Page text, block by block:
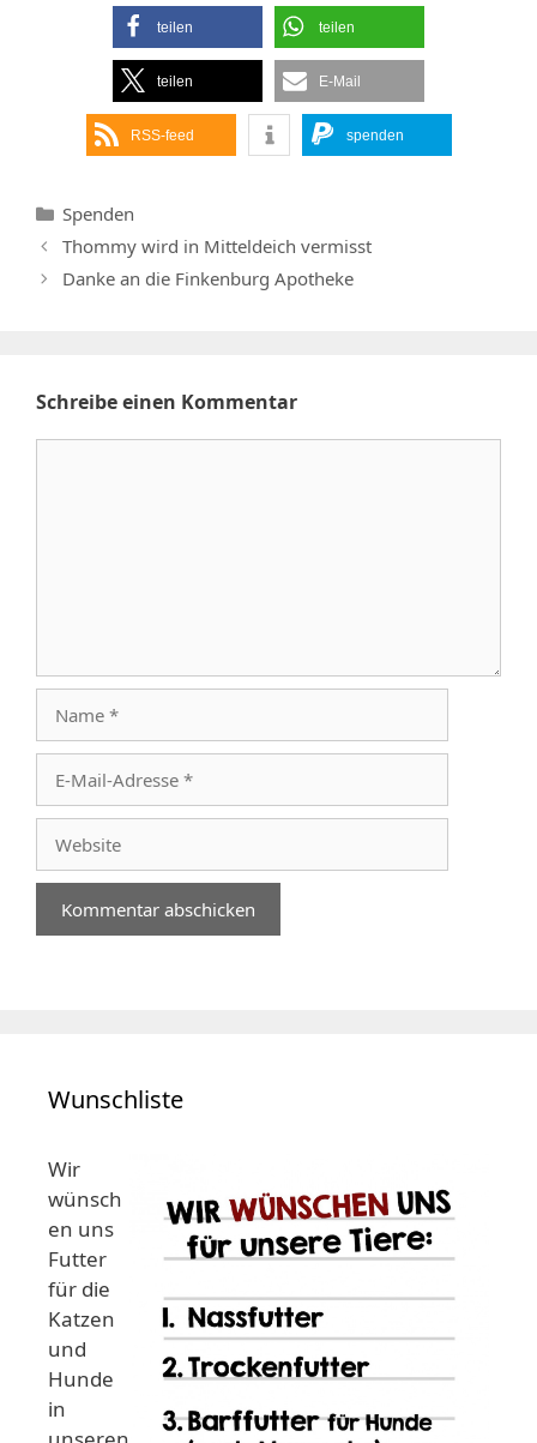
teilen teilen
teilen E-Mail
RSS-feed spenden
Kategorien
Spenden
Thommy wird in Mitteldeich vermisst
Danke an die Finkenburg Apotheke
Schreibe einen Kommentar
Mail-
Adresse
Wunschliste
Wir
wünsch
en uns
Futter
für die
Katzen
und
Hunde
in